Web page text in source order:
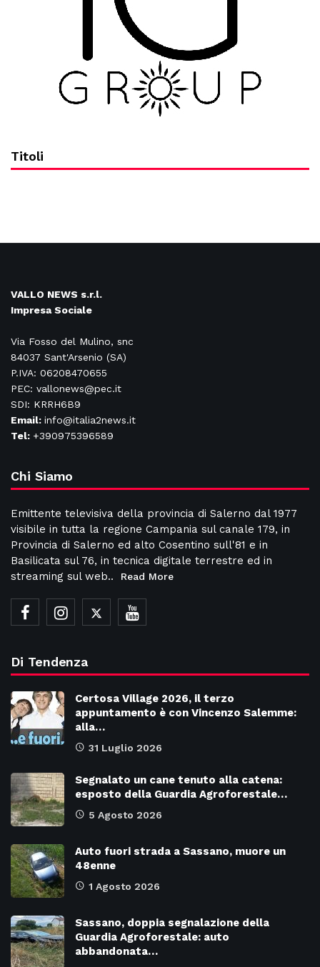
Titoli
VALLO NEWS s.r.l.
Impresa Sociale
Via Fosso del Mulino, snc
84037 Sant'Arsenio (SA)
P.IVA: 06208470655
PEC: vallonews@pec.it
SDI: KRRH6B9
Email: info@italia2news.it
Tel: +390975396589
Chi Siamo
Emittente televisiva della provincia di Salerno dal 1977
visibile in tutta la regione Campania sul canale 179, in
Provincia di Salerno ed alto Cosentino sull'81 e in
Basilicata sul 76, in tecnica digitale terrestre ed in
streaming sul web..
Read More
Di Tendenza
Certosa Village 2026, il terzo
appuntamento è con Vincenzo Salemme:
alla…
31 Luglio 2026
Segnalato un cane tenuto alla catena:
esposto della Guardia Agroforestale…
5 Agosto 2026
Auto fuori strada a Sassano, muore un
48enne
1 Agosto 2026
Sassano, doppia segnalazione della
Guardia Agroforestale: auto
abbandonata…